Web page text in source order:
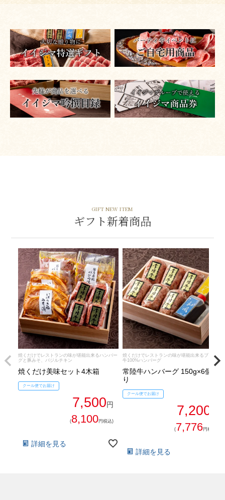
GIFT NEW ITEM
ギフト新着商品
焼くだけでレストランの味が堪能出来るハンバー
グと豚みそ、バジルチキン
焼くだけ美味セット4木箱
クール便でお届け
7,500円
(8,100円税込)
詳細を見る
焼くだけでレストランの味が堪能出来るブランド
牛100%ハンバーグ
常陸牛ハンバーグ 150g×6個入
り
クール便でお届け
7,200
(7,776円税込)
詳細を見る